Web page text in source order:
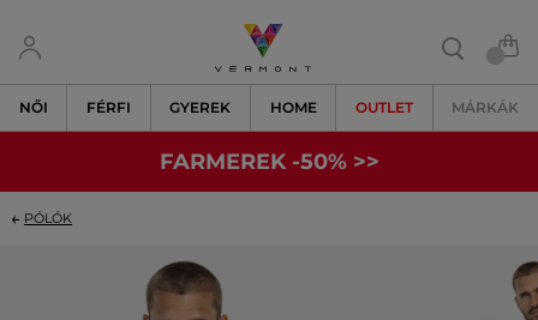
NŐI FÉRFI GYEREK HOME OUTLET MÁRKÁK
FARMEREK -50% >>
PÓLÓK